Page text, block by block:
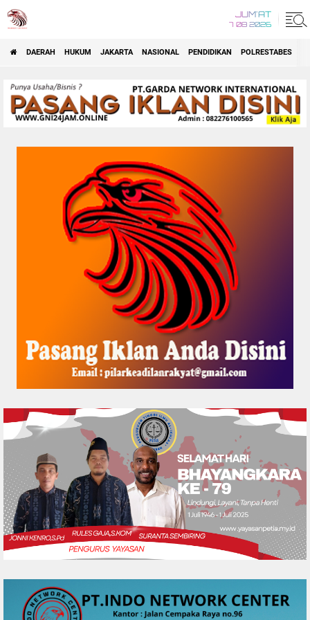
JUM'AT
7 08 2026
DAERAH HUKUM JAKARTA NASIONAL PENDIDIKAN POLRESTABES